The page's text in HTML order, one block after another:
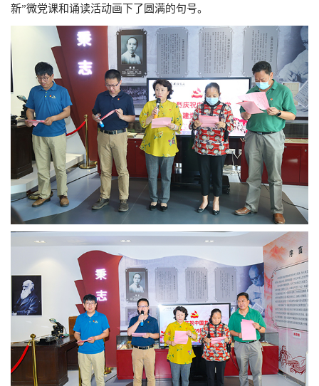
新”微党课和诵读活动画下了圆满的句号。